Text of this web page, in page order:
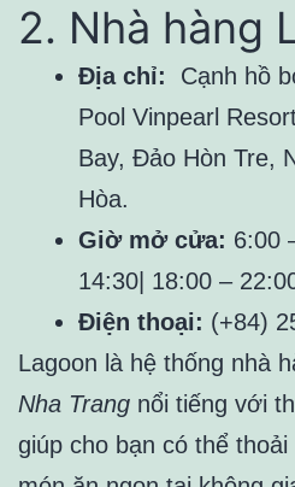
2. Nhà hàng
Địa chỉ: Cạnh hồ
Pool Vinpearl
Bay, Đảo Hòn Tre,
Hòa.
Giờ mở cửa: 6:00
14:30| 18:00 –
Điện thoại: (+84)
Lagoon là hệ thống nhà
Nha Trang nổi tiếng với
giúp cho bạn có thể